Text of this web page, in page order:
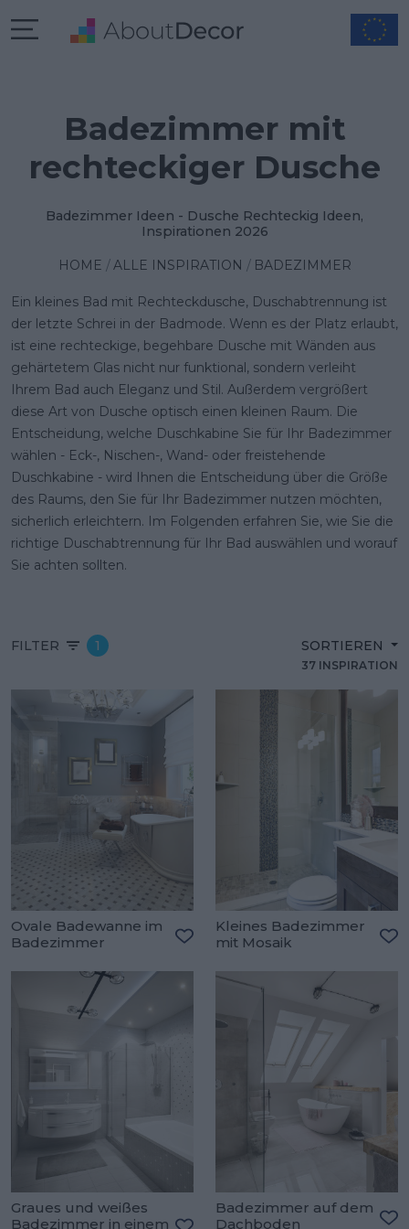
Badezimmer mit
rechteckiger Dusche
Badezimmer Ideen - Dusche Rechteckig Ideen,
Inspirationen 2026
HOME ALLE INSPIRATION BADEZIMMER
Ein kleines Bad mit Rechteckdusche, Duschabtrennung ist
der letzte Schrei in der Badmode. Wenn es der Platz erlaubt,
ist eine rechteckige, begehbare Dusche mit Wänden aus
gehärtetem Glas nicht nur funktional, sondern verleiht
Ihrem Bad auch Eleganz und Stil. Außerdem vergrößert
diese Art von Dusche optisch einen kleinen Raum. Die
Entscheidung, welche Duschkabine Sie für Ihr Badezimmer
wählen - Eck-, Nischen-, Wand- oder freistehende
Duschkabine - wird Ihnen die Entscheidung über die Größe
des Raums, den Sie für Ihr Badezimmer nutzen möchten,
sicherlich erleichtern. Im Folgenden erfahren Sie, wie Sie die
richtige Duschabtrennung für Ihr Bad auswählen und worauf
Sie achten sollten.
FILTER 1 SORTIEREN
37 INSPIRATION
Ovale Badewanne im
Badezimmer
Kleines Badezimmer
mit Mosaik
Graues und weißes
Badezimmer in einem
Badezimmer auf dem
Dachboden